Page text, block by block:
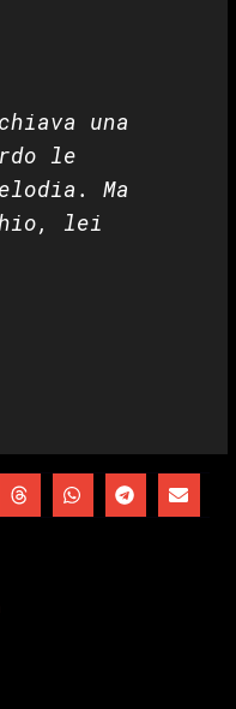
una
le
Ma
lei